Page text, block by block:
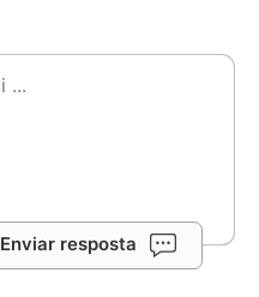
Enviar resposta